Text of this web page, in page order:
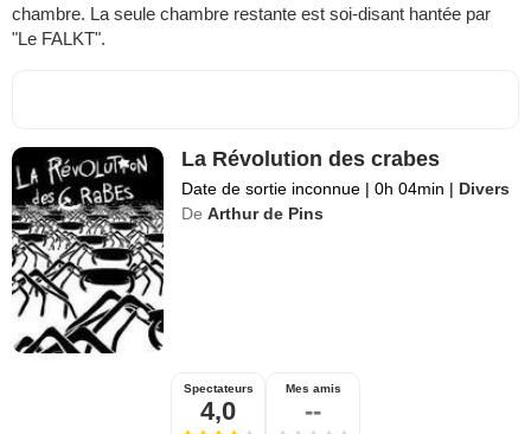
chambre. La seule chambre restante est soi-disant hantée par
"Le FALKT".
La Révolution des crabes
Date de sortie inconnue | 0h 04min | Divers
De Arthur de Pins
Spectateurs
4,0
Mes amis
--